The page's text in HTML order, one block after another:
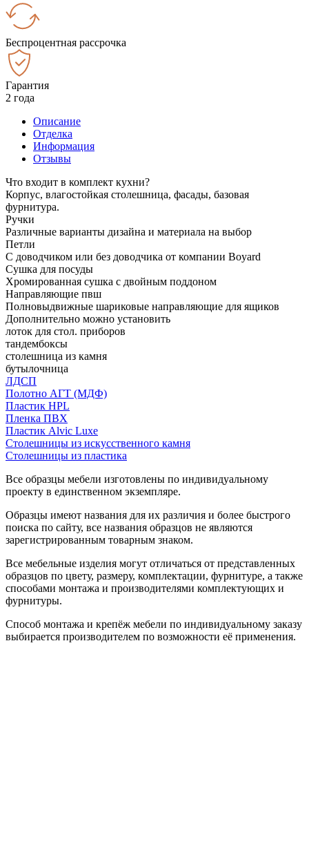
Беспроцентная рассрочка
Гарантия
2 года
Описание
Отделка
Информация
Отзывы
Что входит в комплект кухни?
Корпус, влагостойкая столешница, фасады, базовая
фурнитура.
Ручки
Различные варианты дизайна и материала на выбор
Петли
С доводчиком или без доводчика от компании Boyard
Сушка для посуды
Хромированная сушка с двойным поддоном
Направляющие пвш
Полновыдвижные шариковые направляющие для ящиков
Дополнительно можно установить
лоток для стол. приборов
тандембоксы
столешница из камня
бутылочница
ЛДСП
Полотно АГТ (МДФ)
Пластик HPL
Пленка ПВХ
Пластик Alvic Luxe
Столешницы из искусственного камня
Столешницы из пластика
Все образцы мебели изготовлены по индивидуальному
проекту в единственном экземпляре.
Образцы имеют названия для их различия и более быстрого
поиска по сайту, все названия образцов не являются
зарегистрированным товарным знаком.
Все мебельные изделия могут отличаться от представленных
образцов по цвету, размеру, комплектации, фурнитуре, а также
способами монтажа и производителями комплектующих и
фурнитуры.
Способ монтажа и крепёж мебели по индивидуальному заказу
выбирается производителем по возможности её применения.